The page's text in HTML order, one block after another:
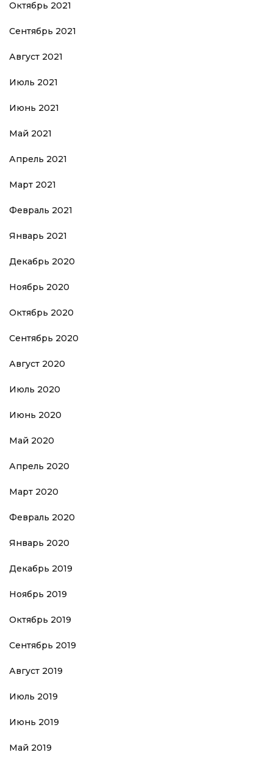
Октябрь 2021
Сентябрь 2021
Август 2021
Июль 2021
Июнь 2021
Май 2021
Апрель 2021
Март 2021
Февраль 2021
Январь 2021
Декабрь 2020
Ноябрь 2020
Октябрь 2020
Сентябрь 2020
Август 2020
Июль 2020
Июнь 2020
Май 2020
Апрель 2020
Март 2020
Февраль 2020
Январь 2020
Декабрь 2019
Ноябрь 2019
Октябрь 2019
Сентябрь 2019
Август 2019
Июль 2019
Июнь 2019
Май 2019